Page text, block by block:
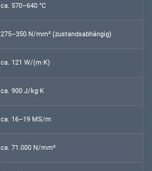
ca. 570–640 °C
275–350 N/mm² (zustandsabhängig)
ca. 121 W/(m·K)
ca. 900 J/kg·K
ca. 16–19 MS/m
ca. 71.000 N/mm²